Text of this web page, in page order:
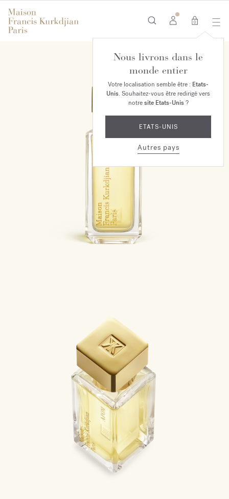
0
Nous livrons dans le
monde entier
Votre localisation semble être : Etats-
Unis. Souhaitez-vous être redirigé vers
notresite Etats-Unis?
ETATS-UNIS
Autres pays